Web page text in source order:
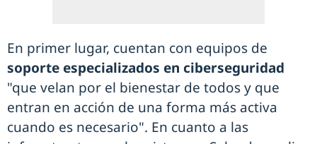
En primer lugar, cuentan con equipos de
soporte especializados en ciberseguridad
"que velan por el bienestar de todos y que
entran en acción de una forma más activa
cuando es necesario". En cuanto a las